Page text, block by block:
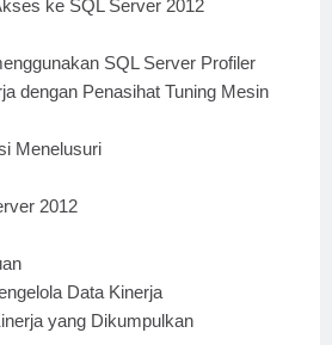
ke SQL Server 2012
SQL Server Profiler
dengan Penasihat Tuning Mesin
Menelusuri
2012
Data Kinerja
yang Dikumpulkan